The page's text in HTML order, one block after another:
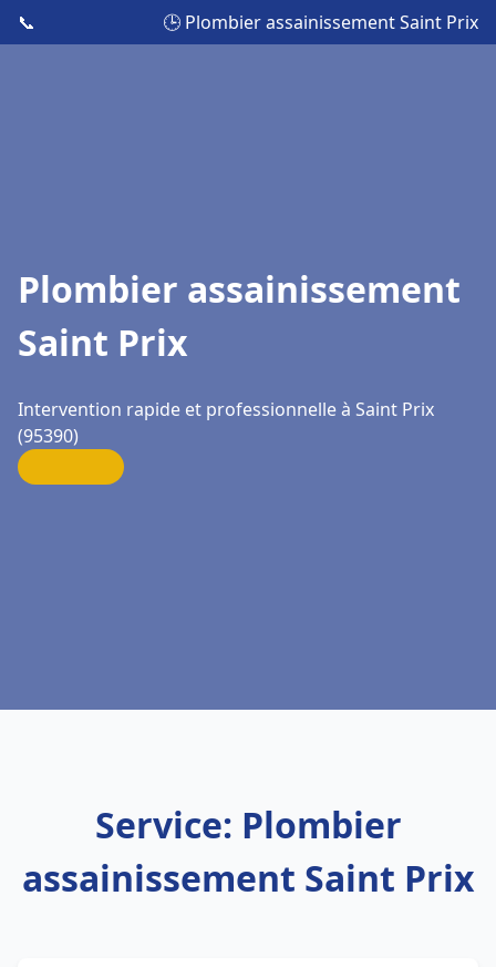
📞 🕒 Plombier assainissement Saint Prix
Plombier assainissement
Saint Prix
Intervention rapide et professionnelle à Saint Prix
(95390)
Service: Plombier
assainissement Saint Prix